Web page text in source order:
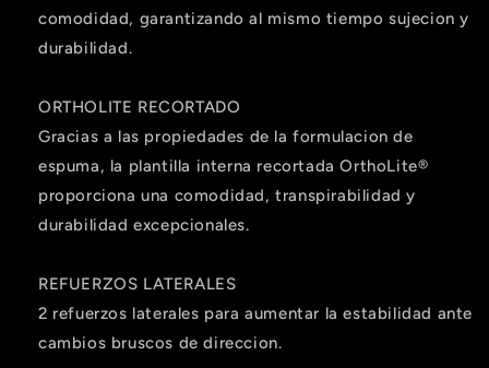
comodidad, garantizando al mismo tiempo sujecion y
durabilidad.
ORTHOLITE RECORTADO
Gracias a las propiedades de la formulacion de
espuma, la plantilla interna recortada OrthoLite®
proporciona una comodidad, transpirabilidad y
durabilidad excepcionales.
REFUERZOS LATERALES
2 refuerzos laterales para aumentar la estabilidad ante
cambios bruscos de direccion.